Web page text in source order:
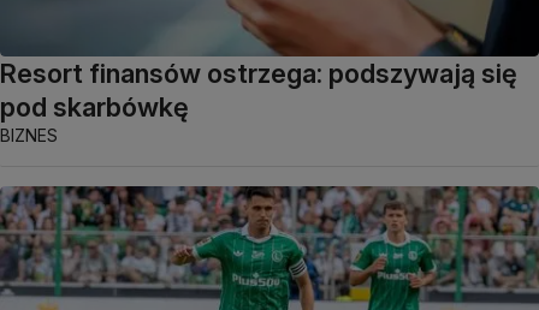
Resort finansów ostrzega: podszywają się
pod skarbówkę
BIZNES